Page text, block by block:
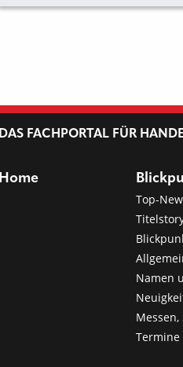
DAS FACHPORTAL FÜR
Home
Top-
Namen
Termine